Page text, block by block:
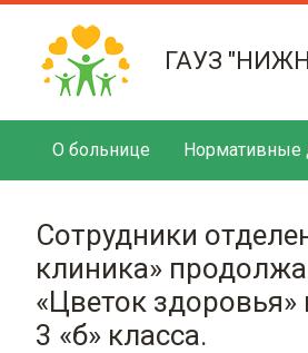
ГАУЗ
О больнице Нормативные
Сотрудники
клиника»
«Цветок
3 «б» класса.